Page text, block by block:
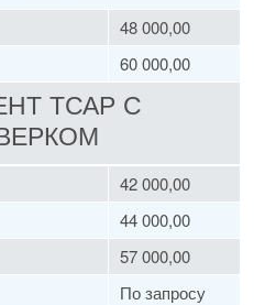
48 000,00
60 000,00
ТСАР С
42 000,00
44 000,00
57 000,00
По запросу